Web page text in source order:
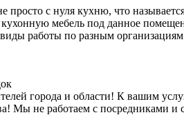
с нуля кухню, что
мебель под данное
работы по разным
города и области! К вашим
не работаем с посредниками и